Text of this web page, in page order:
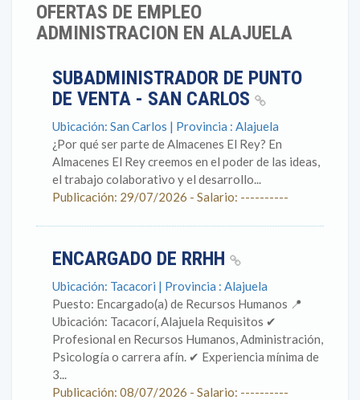
OFERTAS DE EMPLEO
ADMINISTRACION EN ALAJUELA
SUBADMINISTRADOR DE PUNTO
DE VENTA - SAN CARLOS
Ubicación: San Carlos | Provincia : Alajuela
¿Por qué ser parte de Almacenes El Rey? En
Almacenes El Rey creemos en el poder de las ideas,
el trabajo colaborativo y el desarrollo...
Publicación: 29/07/2026 - Salario: ----------
ENCARGADO DE RRHH
Ubicación: Tacacori | Provincia : Alajuela
Puesto: Encargado(a) de Recursos Humanos 📍
Ubicación: Tacacorí, Alajuela Requisitos ✔
Profesional en Recursos Humanos, Administración,
Psicología o carrera afín. ✔ Experiencia mínima de
3...
Publicación: 08/07/2026 - Salario: ----------